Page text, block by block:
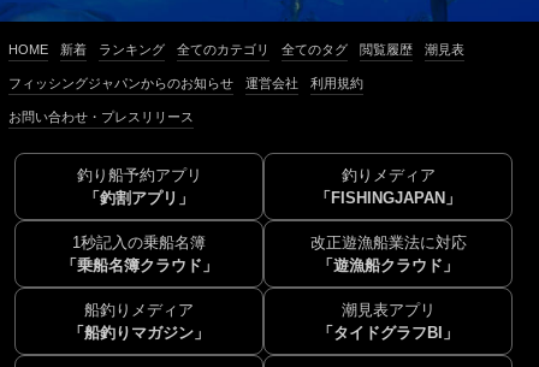
HOME 新着 ランキング 全てのカテゴリ 全てのタグ 閲覧履歴 潮見表
フィッシングジャパンからのお知らせ 運営会社 利用規約
お問い合わせ・プレスリリース
釣り船予約アプリ
「釣割アプリ」
釣りメディア
「FISHINGJAPAN」
1秒記入の乗船名簿
「乗船名簿クラウド」
改正遊漁船業法に対応
「遊漁船クラウド」
船釣りメディア
「船釣りマガジン」
潮見表アプリ
「タイドグラフBI」